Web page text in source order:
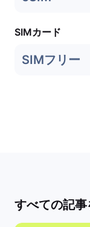
SIMカード
SIMフリー
すべての記事